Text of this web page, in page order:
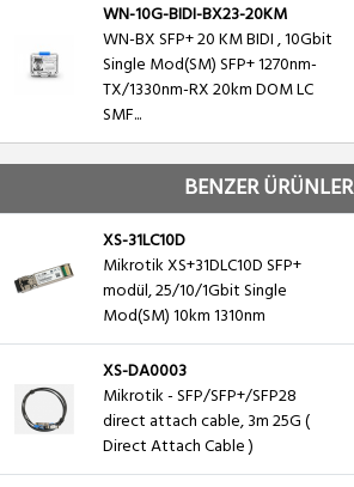
WN-10G-BIDI-BX23-20KM
WN-BX SFP+ 20 KM BIDI , 10Gbit
Single Mod(SM) SFP+ 1270nm-
TX/1330nm-RX 20km DOM LC
SMF...
BENZER ÜRÜNLER
XS-31LC10D
Mikrotik XS+31DLC10D SFP+
modül, 25/10/1Gbit Single
Mod(SM) 10km 1310nm
XS-DA0003
Mikrotik - SFP/SFP+/SFP28
direct attach cable, 3m 25G (
Direct Attach Cable )